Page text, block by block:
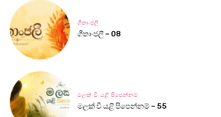
ගීතාංජලී
ගීතාංජලී – 08
මලක් වී යළි පිපෙන්නම්
මලක් වී යළි පිපෙන්නම් – 55